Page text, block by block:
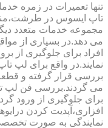
تنها تعمیرات در زمره
تاپ ایسوس در
مجموعه خدمات متعدد
می دهد.در بسیاری از
افراد برای جلوگیری از
نمایند.در واقع برای لپ
بررسی قرار گرفته و
می گردند.بررسی فن لپ
برای جلوگیری از ورود
افزاری،آپدیت کردن
نمایندگی به صورت